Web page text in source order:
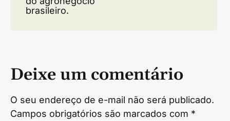
brasileiro.
Deixe um comentário
O seu endereço de e-mail não será publicado.
Campos obrigatórios são marcados com *